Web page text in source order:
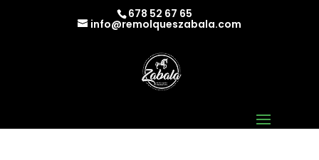
678 52 67 65
info@remolqueszabala.com